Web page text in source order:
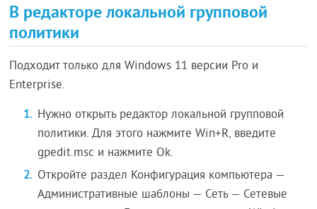
В редакторе локальной групповой
политики
Подходит только для Windows 11 версии Pro и
Enterprise.
Нужно открыть редактор локальной групповой
политики. Для этого нажмите Win+R, введите
gpedit.msc и нажмите Ok.
Откройте раздел Конфигурация компьютера —
Административные шаблоны — Сеть — Сетевые